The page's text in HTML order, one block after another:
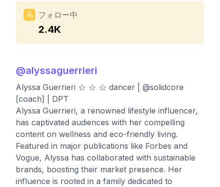
フォロー中
2.4K
@alyssaguerrieri
Alyssa Guerrieri ☆ ☆ ☆⁣ dancer | @solidcore
[coach] | DPT
Alyssa Guerrieri, a renowned lifestyle influencer,
has captivated audiences with her compelling
content on wellness and eco-friendly living.
Featured in major publications like Forbes and
Vogue, Alyssa has collaborated with sustainable
brands, boosting their market presence. Her
influence is rooted in a family dedicated to